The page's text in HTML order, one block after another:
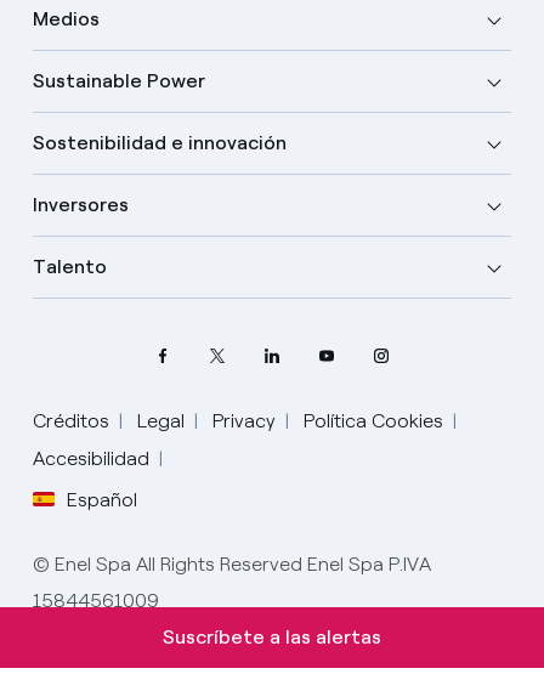
Medios
Sustainable Power
Sostenibilidad e innovación
Inversores
Talento
Créditos Legal Privacy
Política Cookies
Accesibilidad
Español
Elige tu idioma
Inglés
Español
© Enel Spa All Rights Reserved Enel Spa P.IVA
15844561009
Suscríbete a las alertas